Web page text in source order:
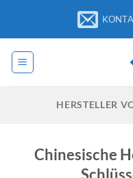
springen
HERSTELLER
Chinesische